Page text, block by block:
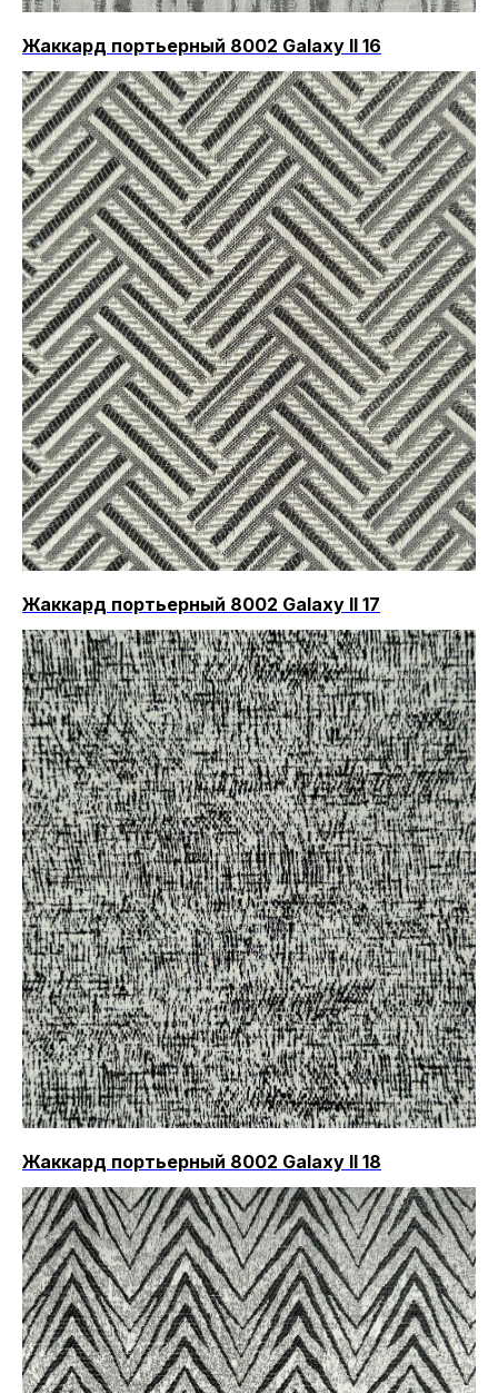
Жаккард портьерный 8002 Galaxy II 16
Жаккард портьерный 8002 Galaxy II 17
Жаккард портьерный 8002 Galaxy II 18